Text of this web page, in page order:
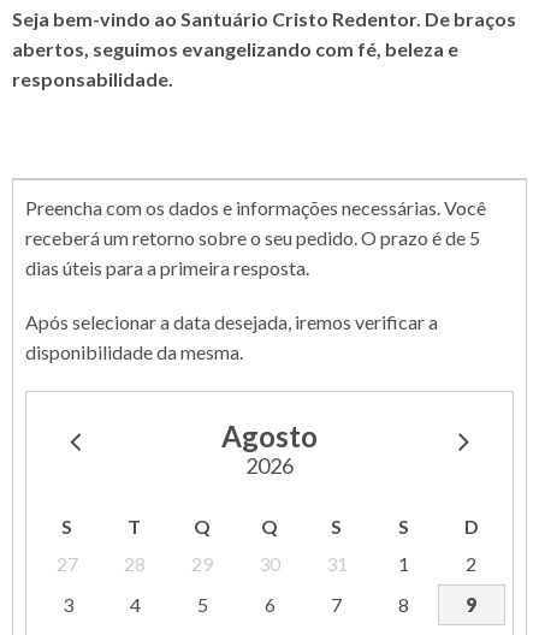
Seja bem-vindo ao Santuário Cristo Redentor. De braços
abertos, seguimos evangelizando com fé, beleza e
responsabilidade.
Preencha com os dados e informações necessárias. Você
receberá um retorno sobre o seu pedido. O prazo é de 5
dias úteis para a primeira resposta.
Após selecionar a data desejada, iremos verificar a
disponibilidade da mesma.
Agosto
2026
S T Q Q S S
D
27
28 29 30 31 1
2
3
4 5 6 7 8
9